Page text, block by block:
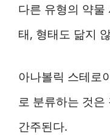
다른 유형의 약물
태, 형태도 닮지
아나볼릭 스테로
로 분류하는 것은
간주된다.